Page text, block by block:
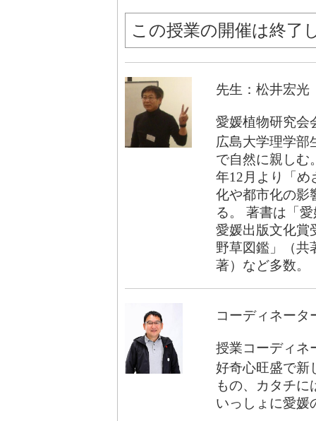
この授業の開催は終了
先生：松井宏光
愛媛植物研究会
広島大学理学部
で自然に親しむ
年12月より「め
化や都市化の影
る。 著書は「
愛媛出版文化賞
野草図鑑」（共
著）など多数。
コーディネータ
授業コーディネ
好奇心旺盛で新
もの、カタチに
いっしょに愛媛